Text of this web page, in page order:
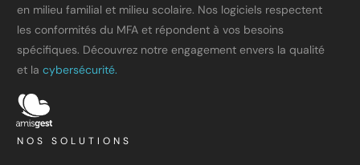
en milieu familial et milieu scolaire. Nos logiciels respectent
les conformités du MFA et répondent à vos besoins
spécifiques. Découvrez notre engagement envers la qualité
et la cybersécurité.
NOS SOLUTIONS